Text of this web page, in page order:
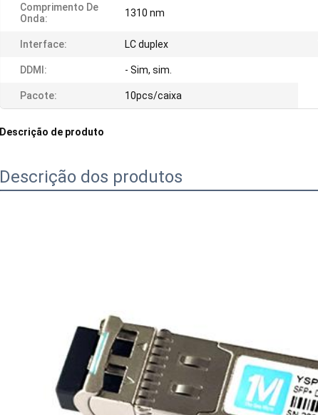
Comprimento De
Onda:
1310 nm
Interface: LC duplex
DDMI: - Sim, sim.
Pacote: 10pcs/caixa
Descrição de produto
Descrição dos produtos